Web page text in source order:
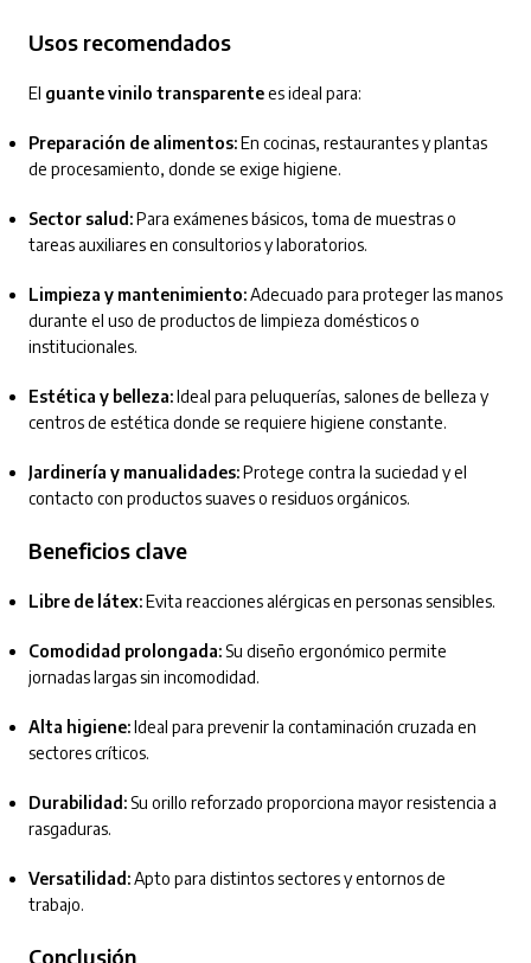
Usos recomendados
El guante vinilo transparentees ideal para:
Preparación de alimentos:En cocinas, restaurantes y plantas
de procesamiento, donde se exige higiene.
Sector salud:Para exámenes básicos, toma de muestras o
tareas auxiliares en consultorios y laboratorios.
Limpieza y mantenimiento:Adecuado para proteger las manos
durante el uso de productos de limpieza domésticos o
institucionales.
Estética y belleza:Ideal para peluquerías, salones de belleza y
centros de estética donde se requiere higiene constante.
Jardinería y manualidades:Protege contra la suciedad y el
contacto con productos suaves o residuos orgánicos.
Beneficios clave
Libre de látex:Evita reacciones alérgicas en personas sensibles.
Comodidad prolongada:Su diseño ergonómico permite
jornadas largas sin incomodidad.
Alta higiene:Ideal para prevenir la contaminación cruzada en
sectores críticos.
Durabilidad:Su orillo reforzado proporciona mayor resistencia a
rasgaduras.
Versatilidad:Apto para distintos sectores y entornos de
trabajo.
Conclusión